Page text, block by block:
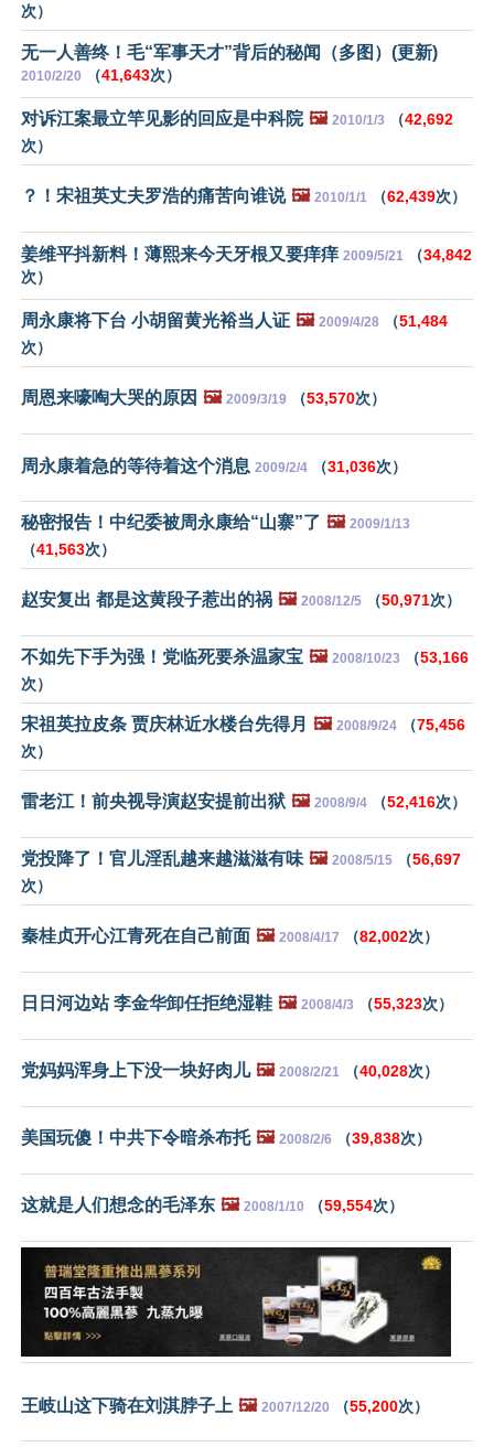
次）
无一人善终！毛“军事天才”背后的秘闻（多图）(更新)
2010/2/20 （41,643次）
对诉江案最立竿见影的回应是中科院 🖼️ 2010/1/3 （42,692
次）
？！宋祖英丈夫罗浩的痛苦向谁说 🖼️ 2010/1/1 （62,439次）
姜维平抖新料！薄熙来今天牙根又要痒痒 2009/5/21 （34,842
次）
周永康将下台 小胡留黄光裕当人证 🖼️ 2009/4/28 （51,484
次）
周恩来嚎啕大哭的原因 🖼️ 2009/3/19 （53,570次）
周永康着急的等待着这个消息 2009/2/4 （31,036次）
秘密报告！中纪委被周永康给“山寨”了 🖼️ 2009/1/13
（41,563次）
赵安复出 都是这黄段子惹出的祸 🖼️ 2008/12/5 （50,971次）
不如先下手为强！党临死要杀温家宝 🖼️ 2008/10/23 （53,166
次）
宋祖英拉皮条 贾庆林近水楼台先得月 🖼️ 2008/9/24 （75,456
次）
雷老江！前央视导演赵安提前出狱 🖼️ 2008/9/4 （52,416次）
党投降了！官儿淫乱越来越滋滋有味 🖼️ 2008/5/15 （56,697
次）
秦桂贞开心江青死在自己前面 🖼️ 2008/4/17 （82,002次）
日日河边站 李金华卸任拒绝湿鞋 🖼️ 2008/4/3 （55,323次）
党妈妈浑身上下没一块好肉儿 🖼️ 2008/2/21 （40,028次）
美国玩傻！中共下令暗杀布托 🖼️ 2008/2/6 （39,838次）
这就是人们想念的毛泽东 🖼️ 2008/1/10 （59,554次）
王岐山这下骑在刘淇脖子上 🖼️ 2007/12/20 （55,200次）